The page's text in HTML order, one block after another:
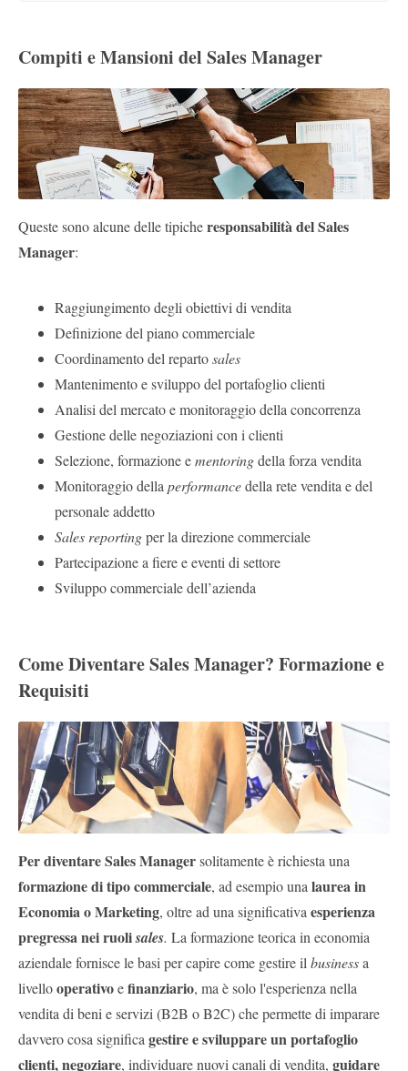
Compiti e Mansioni del Sales Manager
Queste sono alcune delle tipicheresponsabilità del Sales
Manager:
Raggiungimento degli obiettivi di vendita
Definizione del piano commerciale
Coordinamento del repartosales
Mantenimento e sviluppo del portafoglio clienti
Analisi del mercato e monitoraggio della concorrenza
Gestione delle negoziazioni con i clienti
Selezione, formazione ementoringdella forza vendita
Monitoraggio della performancedella rete vendita e del
personale addetto
Sales reportingper la direzione commerciale
Partecipazione a fiere e eventi di settore
Sviluppo commerciale dell’azienda
Come Diventare Sales Manager? Formazione e
Requisiti
Per diventare Sales Managersolitamente è richiesta una
formazione di tipo commerciale, ad esempio una laurea in
Economia o Marketing, oltre ad una significativa esperienza
pregressa nei ruolisales. La formazione teorica in economia
aziendale fornisce le basi per capire come gestire il businessa
livellooperativoefinanziario, ma è solo l'esperienza nella
vendita di beni e servizi (B2B o B2C) che permette di imparare
davvero cosa significa gestire e sviluppare un portafoglio
clienti, negoziare, individuare nuovi canali di vendita, guidare